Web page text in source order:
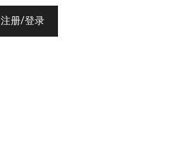
注册/登录